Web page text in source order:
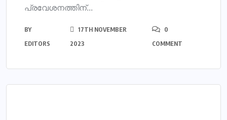
പ്രവേശനത്തിന്...
BY
EDITORS
17TH NOVEMBER
2023
0
COMMENT